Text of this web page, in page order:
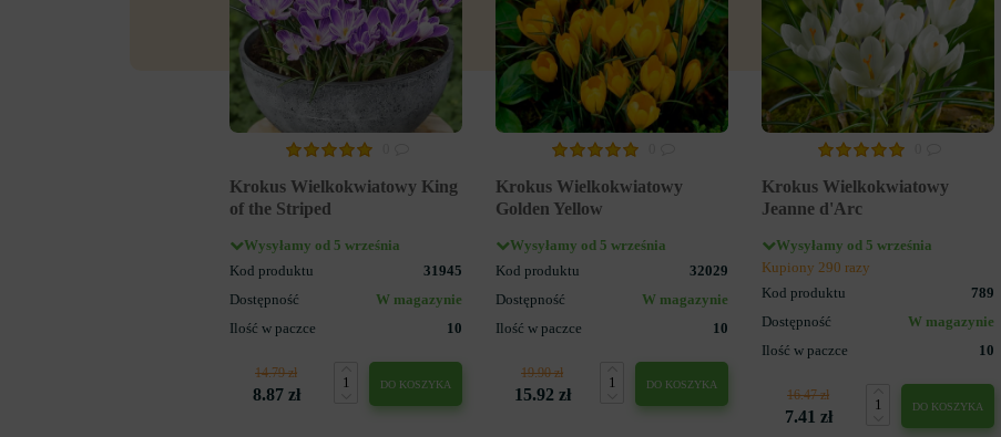
Krokus Wielkokwiatowy King
of the Striped
Wysyłamy od 5 września
Kod produktu
31945
Dostępność
W magazynie
Ilość w paczce
10
14.79 zł
8.87 zł
DO KOSZYKA
Krokus Wielkokwiatowy
Golden Yellow
Wysyłamy od 5 września
Kod produktu
32029
Dostępność
W magazynie
Ilość w paczce
10
19.90 zł
15.92 zł
DO KOSZYKA
Krokus Wielkokwiatowy
Jeanne d'Arc
Wysyłamy od 5 września
Kupiony 290 razy
Kod produktu
789
Dostępność
W magazynie
Ilość w paczce
10
16.47 zł
7.41 zł
DO KOSZYKA